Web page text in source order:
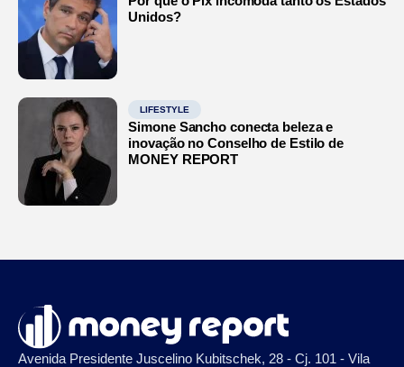
Unidos?
LIFESTYLE
Simone Sancho conecta beleza e
inovação no Conselho de Estilo de
MONEY REPORT
Avenida Presidente Juscelino Kubitschek, 28 - Cj. 101 - Vila